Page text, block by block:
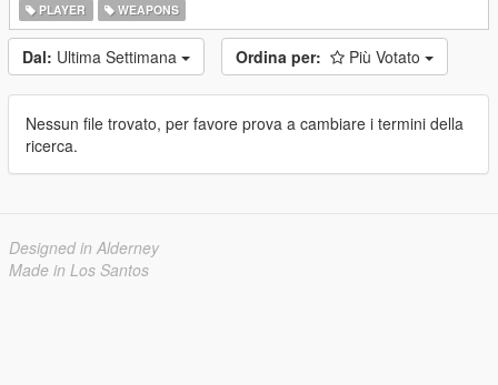
PLAYER
WEAPONS
Dal: Ultima Settimana Ordina per: Più Votato
Nessun file trovato, per favore prova a cambiare i termini della
ricerca.
Designed in Alderney
Made in Los Santos